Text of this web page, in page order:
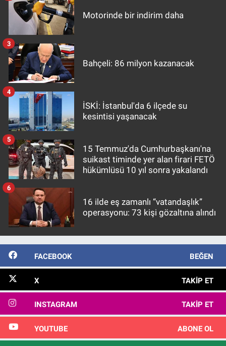
Motorinde bir indirim daha
Bahçeli: 86 milyon kazanacak
3
İSKİ: İstanbul'da 6 ilçede su
kesintisi yaşanacak
4
15 Temmuz'da Cumhurbaşkanı'na
suikast timinde yer alan firari FETÖ
hükümlüsü 10 yıl sonra yakalandı
5
16 ilde eş zamanlı “vatandaşlık”
operasyonu: 73 kişi gözaltına alındı
6
FACEBOOK BEĞEN
X TAKIP ET
INSTAGRAM TAKIP ET
YOUTUBE ABONE OL